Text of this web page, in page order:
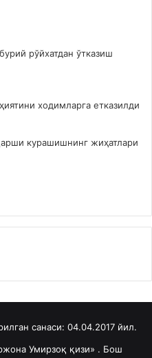
рўйхатдан ўтказиш
ходимларга етказилди
курашишнинг жиҳатлари
санаси: 04.04.2017 йил.
Умирзоқ қизи» . Бош